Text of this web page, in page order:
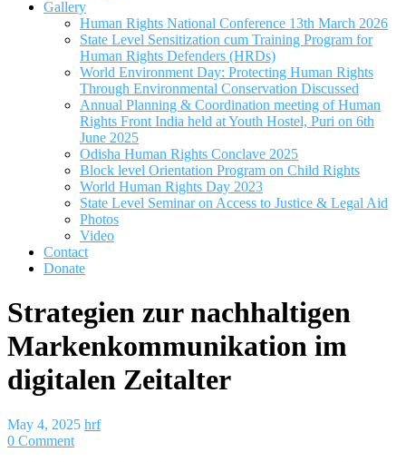
Gallery
Human Rights National Conference 13th March 2026
State Level Sensitization cum Training Program for
Human Rights Defenders (HRDs)
World Environment Day: Protecting Human Rights
Through Environmental Conservation Discussed
Annual Planning & Coordination meeting of Human
Rights Front India held at Youth Hostel, Puri on 6th
June 2025
Odisha Human Rights Conclave 2025
Block level Orientation Program on Child Rights
World Human Rights Day 2023
State Level Seminar on Access to Justice & Legal Aid
Photos
Video
Contact
Donate
Strategien zur nachhaltigen
Markenkommunikation im
digitalen Zeitalter
May 4, 2025 hrf
0 Comment